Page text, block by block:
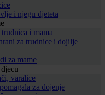
i njegu djeteta
i mama
za trudnice i dojilje
za mame
varalice
za dojenje